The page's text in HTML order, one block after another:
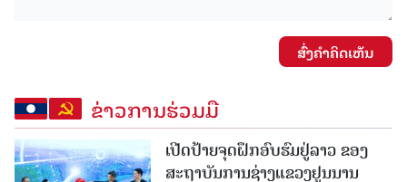
ສົ່ງຄໍາຄິດເຫັນ
ຂ່າວການຮ່ວມມື
ເປີດປ້າຍຈຸດຝຶກອົບຮົມຢູ່ລາວ ຂອງ
ສະຖາບັນການຊ່າງແຂວງຢູນນານ